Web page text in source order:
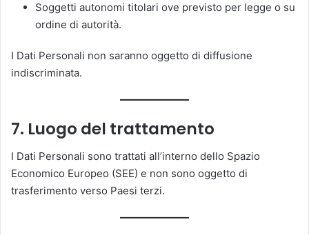
Soggetti autonomi titolari ove previsto per legge o su
ordine di autorità.
I Dati Personali non saranno oggetto di diffusione
indiscriminata.
7. Luogo del trattamento
I Dati Personali sono trattati all’interno dello Spazio
Economico Europeo (SEE) e non sono oggetto di
trasferimento verso Paesi terzi.